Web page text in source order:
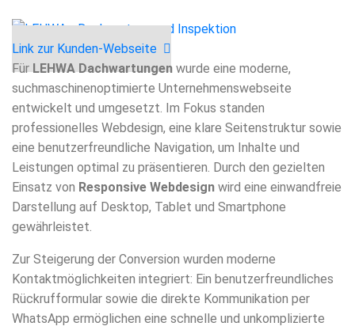
Link zur Kunden-Webseite
FürLEHWA Dachwartungen wurde eine moderne,
suchmaschinenoptimierte Unternehmenswebseite
entwickelt und umgesetzt. Im Fokus standen
professionelles Webdesign, eine klare Seitenstruktur sowie
eine benutzerfreundliche Navigation, um Inhalte und
Leistungen optimal zu präsentieren. Durch den gezielten
Einsatz von Responsive Webdesign wird eine einwandfreie
Darstellung auf Desktop, Tablet und Smartphone
gewährleistet.
Zur Steigerung der Conversion wurden moderne
Kontaktmöglichkeiten integriert: Ein benutzerfreundliches
Rückrufformular sowie die direkte Kommunikation per
WhatsApp ermöglichen eine schnelle und unkomplizierte